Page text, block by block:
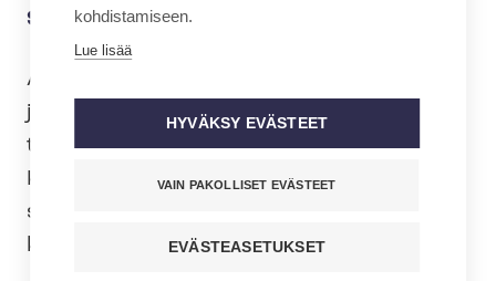
saajia ja kunniajäseniä
Ansiomerkit myönnettiin jo vuonna 2021
ja kunniajäseniksi kutsuttiin kahdeksan
tehyläistä vuosina 2020 ja 2021.
Koronan takia pal­kit­se­mis­ti­lai­suus on
siirtynyt, mutta eilen Tehyn valtuuston
kokouksen yhteydessä palkinnot jaettiin.
kohdistamiseen.
Lue lisää
HYVÄKSY EVÄSTEET
VAIN PAKOLLISET EVÄSTEET
EVÄSTEASETUKSET